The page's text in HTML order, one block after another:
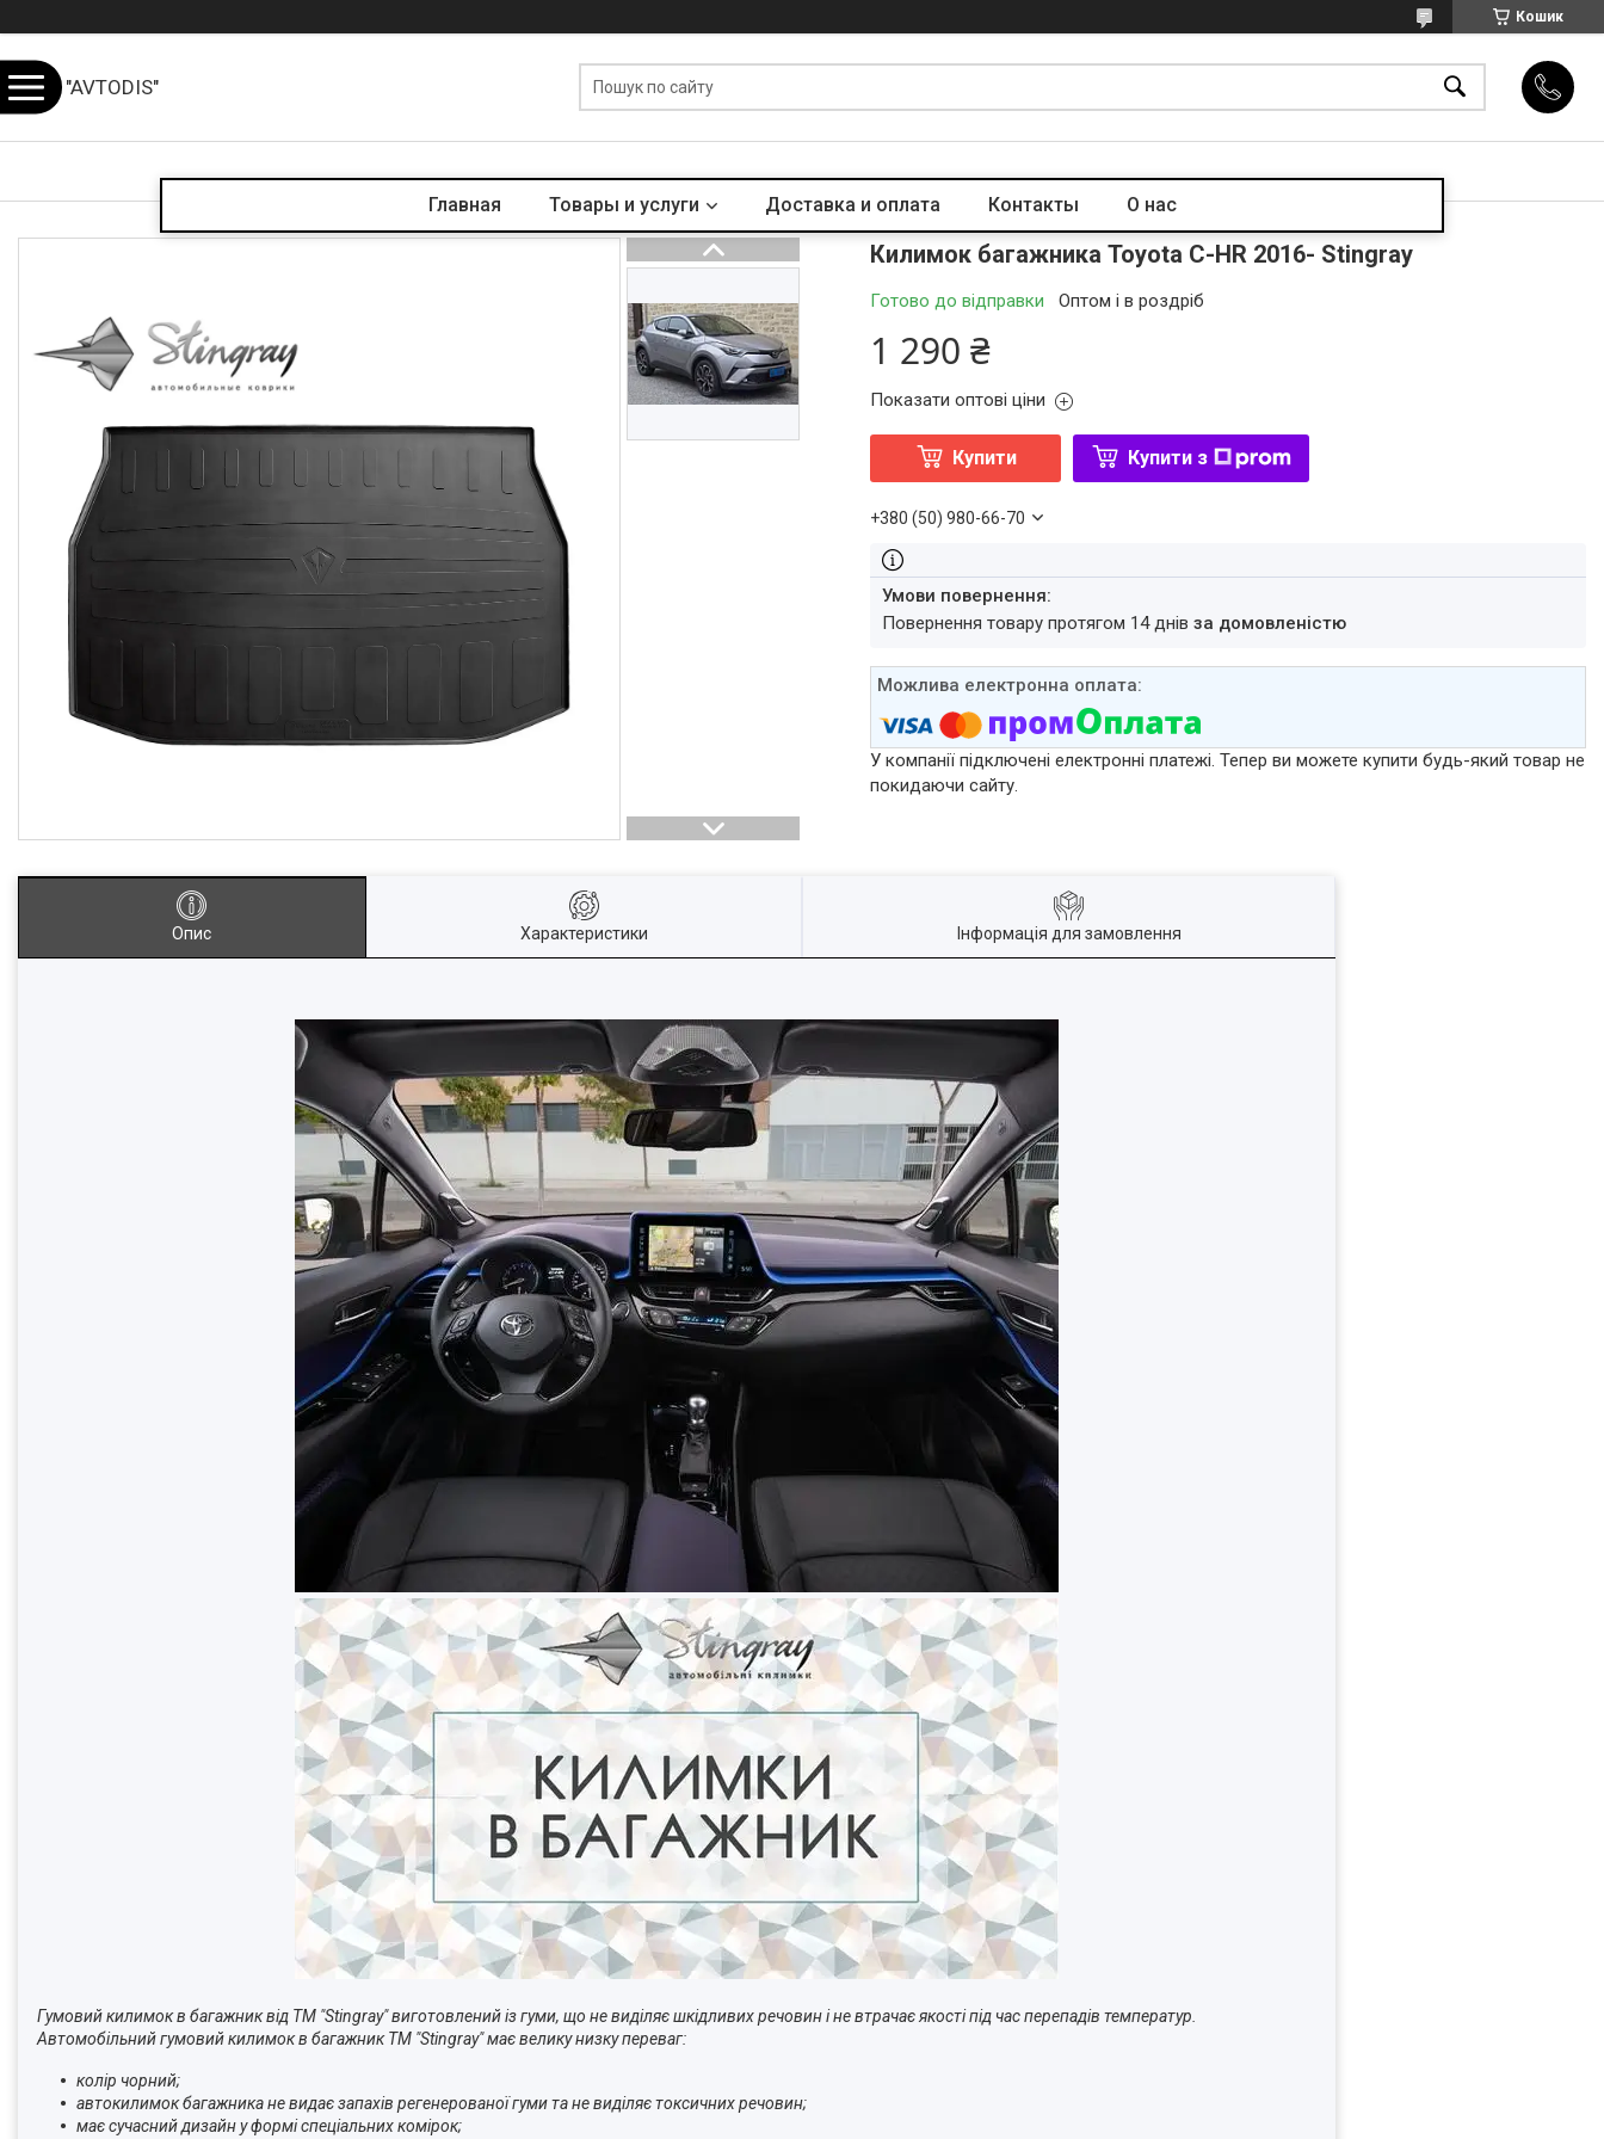
Кошик
"AVTODIS"
Главная Товары и услуги Доставка и оплата Контакты О нас
Килимок багажника Toyota C-HR 2016- Stingray
Готово до відправки Оптом і в роздріб
1 290 ₴
Показати оптові ціни
Купити Купити з
+380 (50) 980-66-70
повернення товару протягом 14 днівза домовленістю
У компанії підключені електронні платежі. Тепер ви можете купити будь-який товар не
покидаючи сайту.
Опис Характеристики Інформація для замовлення
Гумовий килимок в багажник від ТМ "Stingray" виготовлений із гуми, що не виділяє шкідливих речовин і не втрачає якості під час перепадів температур.
Автомобільний гумовий килимок в багажник ТМ "Stingray" має велику низку переваг:
колір чорний;
автокилимок багажника не видає запахів регенерованої гуми та не виділяє токсичних речовин;
має сучасний дизайн у формі спеціальних комірок;